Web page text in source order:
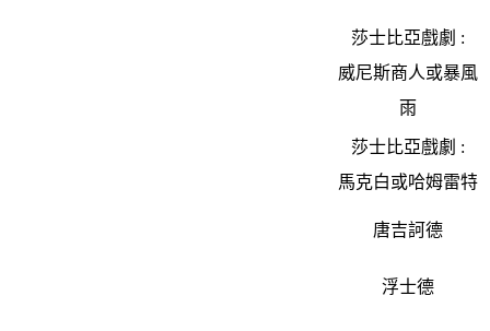
莎士比亞戲劇 :
威尼斯商人或暴風
雨
莎士比亞戲劇 :
馬克白或哈姆雷特
唐吉訶德
浮士德